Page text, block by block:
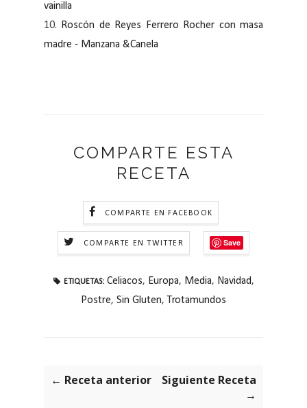
vainilla
10. Roscón de Reyes Ferrero Rocher con masa
madre - Manzana &Canela
COMPARTE ESTA
RECETA
COMPARTE EN FACEBOOK
COMPARTE EN TWITTER Save
ETIQUETAS: Celiacos, Europa, Media, Navidad,
Postre, Sin Gluten, Trotamundos
← Receta anterior
Siguiente Receta
→